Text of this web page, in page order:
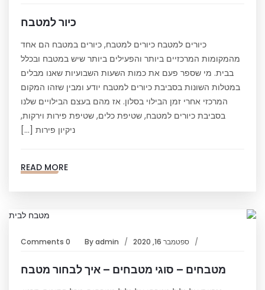
כיור למטבח
כיורים למטבח כיורים למטבח, כיורים במטבח הם אחד
מהמקומות המרכזיים ביותר והפעילים ביותר שיש במטבח ובכלל
בבית. מי שספר פעם את כמות השעות השבועיות שאנו מבלים
במטלות השונות בסביבת כיורים למטבח יודע ומבין שזהו המקום
המרכזי אחרי זמן הבילוי בסלון. אז מהם בעצם הבילויים שלנו
בסביבת כיורים למטבח, שטיפת כלים, שטיפת פירות וירקות,
ניקיון פירות […]
READ MORE
ספטמבר 16, 2020 Byadmin
0 Comments
מטבחים – סוגי מטבחים – איך לבחור מטבח